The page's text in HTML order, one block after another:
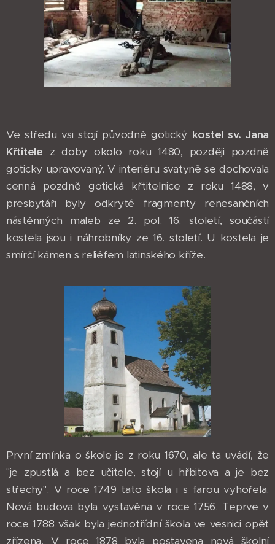
Ve středu vsi stojí původně gotický kostel sv. Jana
Křtitele z doby okolo roku 1480, později pozdně
goticky upravovaný. V interiéru svatyně se dochovala
cenná pozdně gotická křtitelnice z roku 1488, v
presbytáři byly odkryté fragmenty renesančních
nástěnných maleb ze 2. pol. 16. století, součástí
kostela jsou i náhrobníky ze 16. století. U kostela je
smírčí kámen s reliéfem latinského kříže.
První zmínka o škole je z roku 1670, ale ta uvádí, že
"je zpustlá a bez učitele, stojí u hřbitova a je bez
střechy". V roce 1749 tato škola i s farou vyhořela.
Nová budova byla vystavěna v roce 1756. Teprve v
roce 1788 však byla jednotřídní škola ve vesnici opět
zřízena. V roce 1878 byla postavena nová školní